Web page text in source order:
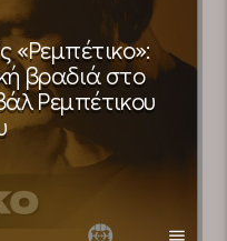
«Ρεμπέτικο»:
βραδιά στο
Ρεμπέτικου